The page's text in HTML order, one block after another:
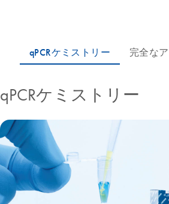
qPCRケミストリー